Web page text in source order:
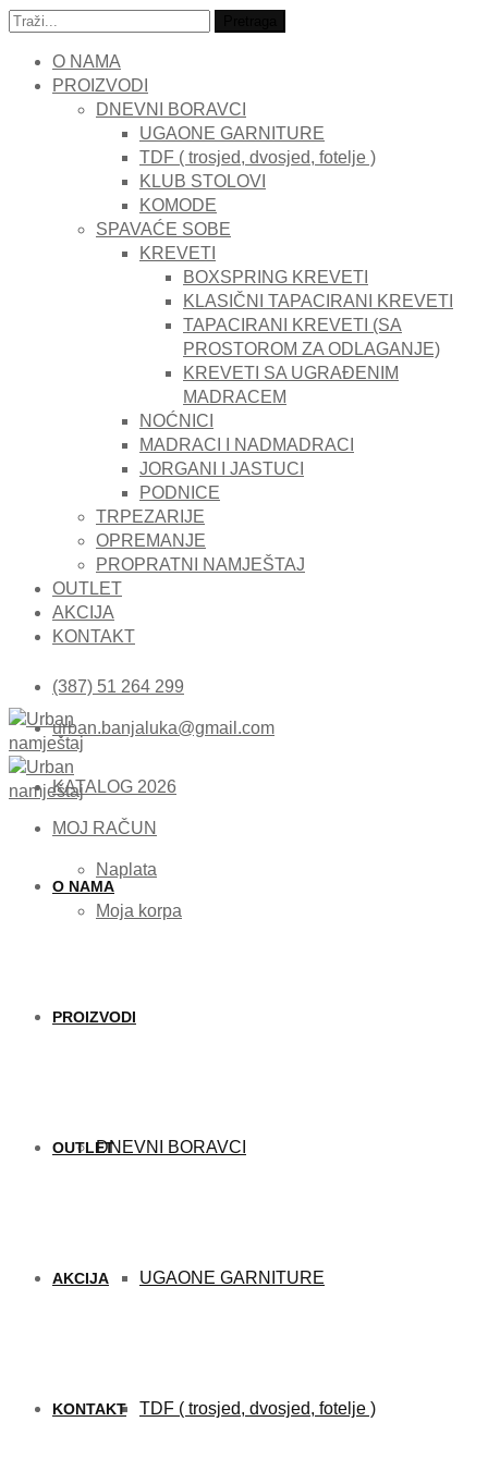
Traži:
O NAMA
PROIZVODI
DNEVNI BORAVCI
UGAONE GARNITURE
TDF ( trosjed, dvosjed, fotelje )
KLUB STOLOVI
KOMODE
SPAVAĆE SOBE
KREVETI
BOXSPRING KREVETI
KLASIČNI TAPACIRANI KREVETI
TAPACIRANI KREVETI (SA
PROSTOROM ZA ODLAGANJE)
KREVETI SA UGRAĐENIM
MADRACEM
NOĆNICI
MADRACI I NADMADRACI
JORGANI I JASTUCI
PODNICE
TRPEZARIJE
OPREMANJE
PROPRATNI NAMJEŠTAJ
OUTLET
AKCIJA
KONTAKT
(387) 51 264 299
urban.banjaluka@gmail.com
KATALOG 2026
MOJ RAČUN
Naplata
Moja korpa
O NAMA
PROIZVODI
DNEVNI BORAVCI
UGAONE GARNITURE
TDF ( trosjed, dvosjed, fotelje )
OUTLET
AKCIJA
KONTAKT